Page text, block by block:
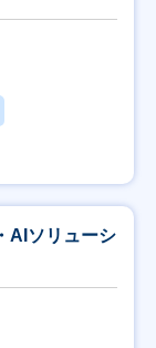
AIソリューシ